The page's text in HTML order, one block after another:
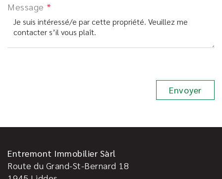
Message
Entremont Immobilier Sàrl
Route du Grand-St-Bernard 18